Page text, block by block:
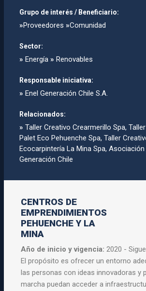
Grupo de interés / Beneficiario:
»Proveedores »Comunidad
Sector:
» Energía » Renovables
Responsable iniciativa:
» Enel Generación Chile S.A.
Relacionados:
» Taller Creativo Crearmerillo Spa,
Palet Eco Pehuenche Spa, Taller
Ecocarpinterí­a La Mina Spa, Asociación
Generación Chile
CENTROS DE
EMPRENDIMIENTOS
PEHUENCHE Y LA
MINA
Año de inicio y vigencia:2020 -
El propósito es ofrecer un entorno
las personas con ideas innovadoras y
marcha puedan acceder a